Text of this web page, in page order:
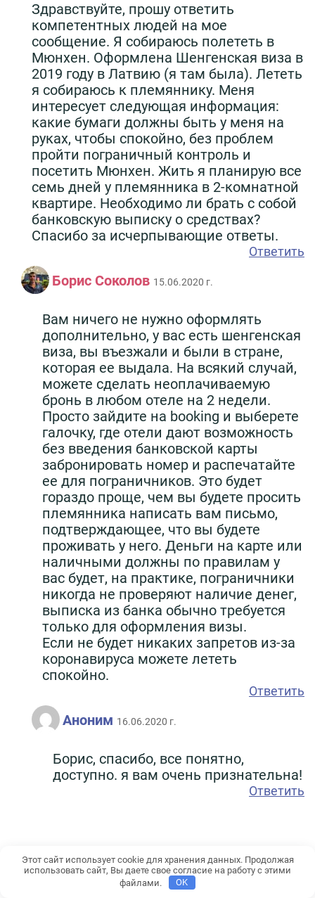
Здравствуйте, прошу ответить
компетентных людей на мое
сообщение. Я собираюсь полететь в
Мюнхен. Оформлена Шенгенская виза в
2019 году в Латвию (я там была). Лететь
я собираюсь к племяннику. Меня
интересует следующая информация:
какие бумаги должны быть у меня на
руках, чтобы спокойно, без проблем
пройти пограничный контроль и
посетить Мюнхен. Жить я планирую все
семь дней у племянника в 2-комнатной
квартире. Необходимо ли брать с собой
банковскую выписку о средствах?
Спасибо за исчерпывающие ответы.
Ответить
Борис Соколов 15.06.2020 г.
Вам ничего не нужно оформлять
дополнительно, у вас есть шенгенская
виза, вы въезжали и были в стране,
которая ее выдала. На всякий случай,
можете сделать неоплачиваемую
бронь в любом отеле на 2 недели.
Просто зайдите на booking и выберете
галочку, где отели дают возможность
без введения банковской карты
забронировать номер и распечатайте
ее для пограничников. Это будет
гораздо проще, чем вы будете просить
племянника написать вам письмо,
подтверждающее, что вы будете
проживать у него. Деньги на карте или
наличными должны по правилам у
вас будет, на практике, пограничники
никогда не проверяют наличие денег,
выписка из банка обычно требуется
только для оформления визы.
Если не будет никаких запретов из-за
коронавируса можете лететь
спокойно.
Ответить
Аноним 16.06.2020 г.
Борис, спасибо, все понятно,
доступно. я вам очень признательна!
Ответить
Мария 17.06.2020 г.
Этот сайт использует cookie для хранения данных. Продолжая
использовать сайт, Вы даете свое согласие на работу с этими
файлами.
OK